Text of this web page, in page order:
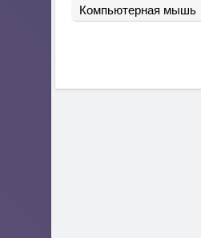
Компьютерная мышь